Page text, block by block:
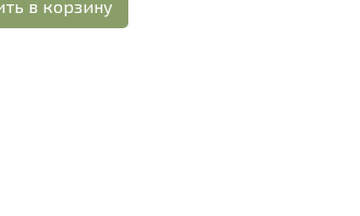
в корзину